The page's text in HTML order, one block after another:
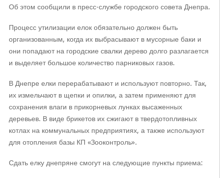
Об этом сообщили в пресс-службе городского совета Днепра.
Процесс утилизации елок обязательно должен быть
организованным, когда их выбрасывают в мусорные баки и
они попадают на городские свалки дерево долго разлагается
и выделяет большое количество парниковых газов.
В Днепре елки перерабатывают и используют повторно. Так,
их измельчают в щепки и опилки, а затем применяют для
сохранения влаги в прикорневых лунках высаженных
деревьев. В виде брикетов их сжигают в твердотопливных
котлах на коммунальных предприятиях, а также используют
для отопления базы КП «Зооконтроль».
Сдать елку днепряне смогут на следующие пункты приема: